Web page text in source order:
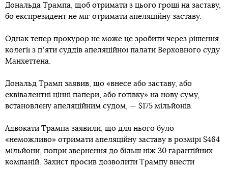
Дональда Трампа, щоб отримати з цього гроші на заставу,
бо експрезидент не міг отримати апеляційну заставу.
Однак тепер прокурор не може це зробити через рішення
колегії з пʼяти суддів апеляційної палати Верховного суду
Манхеттена.
Дональд Трамп заявив, що «внесе або заставу, або
еквівалентні цінні папери, або готівку» на нову суму,
встановлену апеляційним судом, — $175 мільйонів.
Адвокати Трампа заявили, що для нього було
«неможливо» отримати апеляційну заставу в розмірі $464
мільйони, попри звернення до більш ніж 30 гарантійних
компаній. Захист просив дозволити Трампу внести